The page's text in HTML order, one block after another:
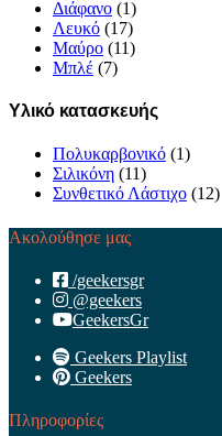
Διάφανο (1)
Λευκό (17)
Μαύρο (11)
Μπλέ (7)
Υλικό κατασκευής
Πολυκαρβονικό (1)
Σιλικόνη (11)
Συνθετικό Λάστιχο (12)
Ακολούθησε μας
/geekersgr
@geekers
GeekersGr
Geekers Playlist
Geekers
Πληροφορίες